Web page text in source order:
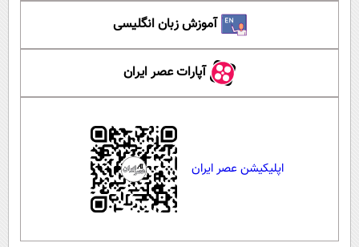
آموزش زبان انگلیسی
آپارات عصر ایران
اپلیکیشن عصر ایران